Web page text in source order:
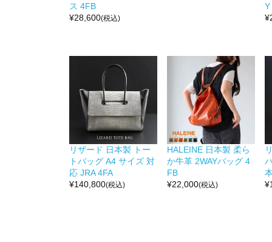
ス 4FB
¥28,600(税込)
Y
¥
リザード 日本製 トー
トバッグ A4 サイズ 対
応 JRA 4FA
¥140,800(税込)
HALEINE 日本製 柔ら
か牛革 2WAYバッグ 4
FB
¥22,000(税込)
¥